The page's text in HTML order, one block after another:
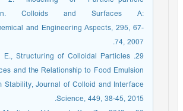
Colloids and Surfaces A:
and Engineering Aspects, 295, 67-
74, 2007.
E., Structuring of Colloidal Particles
and the Relationship to Food Emulsion
Stability, Journal of Colloid and Interface
Science, 449, 38-45, 2015.